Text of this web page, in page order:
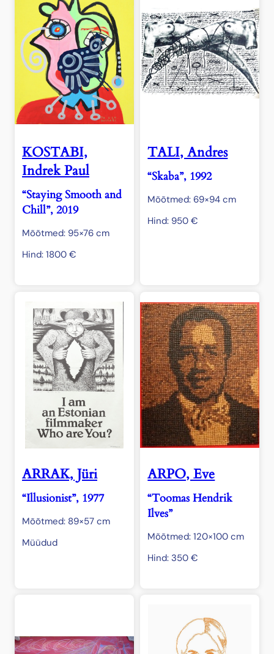
KOSTABI,
Indrek Paul
“Staying Smooth and
Chill”, 2019
Mõõtmed: 95×76 cm
Hind: 1800 €
TALI, Andres
“Skaba”, 1992
Mõõtmed: 69×94 cm
Hind: 950€
ARRAK, Jüri
“Illusionist”, 1977
Mõõtmed: 89×57 cm
Müüdud
ARPO, Eve
“Toomas Hendrik
Ilves”
Mõõtmed: 120×100 cm
Hind:350€